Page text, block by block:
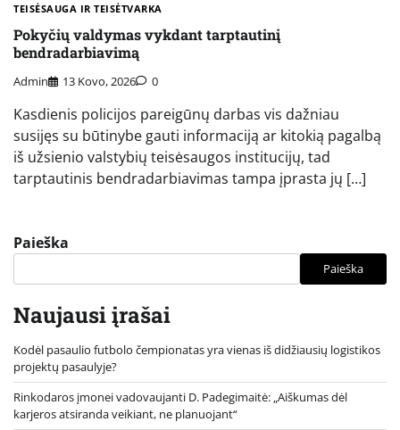
TEISĖSAUGA IR TEISĖTVARKA
Pokyčių valdymas vykdant tarptautinį
bendradarbiavimą
Admin 13 Kovo, 2026 0
Kasdienis policijos pareigūnų darbas vis dažniau
susijęs su būtinybe gauti informaciją ar kitokią pagalbą
iš užsienio valstybių teisėsaugos institucijų, tad
tarptautinis bendradarbiavimas tampa įprasta jų […]
Paieška
Paieška
Naujausi įrašai
Kodėl pasaulio futbolo čempionatas yra vienas iš didžiausių logistikos
projektų pasaulyje?
Rinkodaros įmonei vadovaujanti D. Padegimaitė: „Aiškumas dėl
karjeros atsiranda veikiant, ne planuojant“